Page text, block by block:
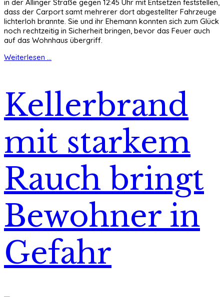
in der Allinger Straße gegen 12:45 Uhr mit Entsetzen feststellen,
dass der Carport samt mehrerer dort abgestellter Fahrzeuge
lichterloh brannte. Sie und ihr Ehemann konnten sich zum Glück
noch rechtzeitig in Sicherheit bringen, bevor das Feuer auch
auf das Wohnhaus übergriff.
Weiterlesen ...
Kellerbrand
mit starkem
Rauch bringt
Bewohner in
Gefahr